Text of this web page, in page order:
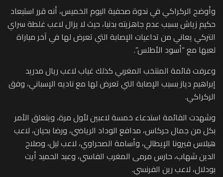
وأوضح الركراكي في ندوة صحفية اليوم الخميس، أنه قرر استبعاد
حكيم زياش بسبب عدم جاهزيته بدنيا، حيث لا يزال لاعب غلطة سراي
التركي يعاني من تداعيات الإصابة التي تعرض لها في آخر مباراة
لعبها مع “أسود الأطلس”.
وعرفت قائمة المنتخب المغربي كذلك غياب لاعب ريال مدريد
إبراهيم دياز بسبب الإصابة التي تعرض لها مع ناديه الإسباني، وفق
الركراكي.
وشهدت القائمة استدعاء خمسة لاعبين لأول مرة، ويتعلق الأمر
بكل من جمال حركاس، مدافع الوداد الرياضي، ورضا بحيان، لاعب
هيلاس فيرونا الإيطالي، وأسامة الصحراوي، لاعب ليل، وصلاح
الدين شهاب، حارس مرمى المغرب الفاسي، وعبد الحميد أيت
بودلال، لاعب رين الفرنسي.